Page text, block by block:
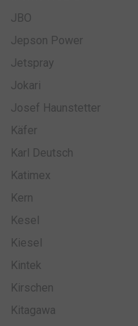
JBO
Jepson Power
Jetspray
Jokari
Josef Haunstetter
Käfer
Karl Deutsch
Katimex
Kern
Kesel
Kiesel
Kintek
Kirschen
Kitagawa